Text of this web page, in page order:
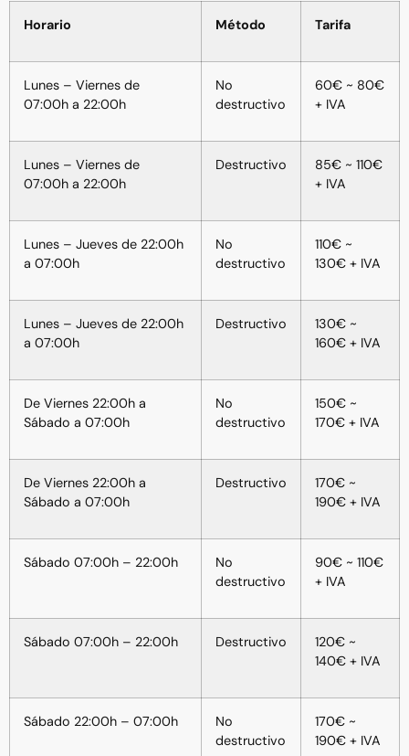
Horario Método Tarifa
Lunes – Viernes de
07:00h a 22:00h
No
destructivo
60€ ~ 80€
+ IVA
Lunes – Viernes de
07:00h a 22:00h
Destructivo
85€ ~ 110€
+ IVA
Lunes – Jueves de 22:00h
a 07:00h
No
destructivo
110€ ~
130€ + IVA
Lunes – Jueves de 22:00h
a 07:00h
Destructivo
130€ ~
160€ + IVA
De Viernes 22:00h a
Sábado a 07:00h
No
destructivo
150€ ~
170€ + IVA
De Viernes 22:00h a
Sábado a 07:00h
Destructivo
170€ ~
190€ + IVA
Sábado 07:00h – 22:00h
No
destructivo
90€ ~ 110€
+ IVA
Sábado 07:00h – 22:00h Destructivo
120€ ~
140€ + IVA
Sábado 22:00h – 07:00h
No
destructivo
170€ ~
190€ + IVA